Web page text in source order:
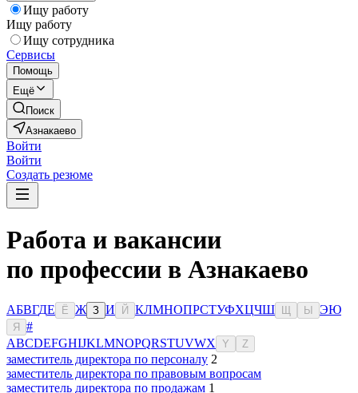
Ищу работу
Ищу работу
Ищу сотрудника
Сервисы
Помощь
Ещё
Поиск
Азнакаево
Войти
Войти
Создать резюме
Работа и вакансии
по профессии в Азнакаево
АБВГДЕ Ё Ж З И Й КЛМНОПРСТУФХЦЧШ Ы ЭЮ
Я
#
ABCDEFGHIJKLMNOPQRSTUVWX Y Z
заместитель директора по персоналу 2
заместитель директора по правовым вопросам
заместитель директора по продажам 1